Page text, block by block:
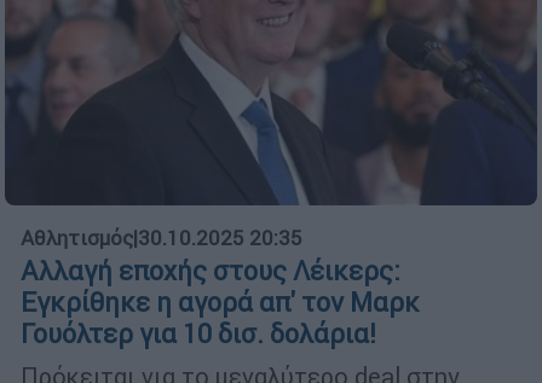
Αθλητισμός|30.10.2025 20:35
Αλλαγή εποχής στους Λέικερς:
Εγκρίθηκε η αγορά απ' τον Μαρκ
Γουόλτερ για 10 δισ. δολάρια!
Πρόκειται για το μεγαλύτερο deal στην